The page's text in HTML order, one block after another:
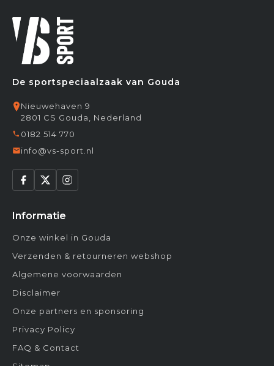
De sportspeciaalzaak van Gouda
Nieuwehaven 9
2801 CS Gouda, Nederland
0182 514 770
info@vs-sport.nl
Informatie
Onze winkel in Gouda
Verzenden & retourneren webshop
Algemene voorwaarden
Disclaimer
Onze partners en sponsoring
Privacy Policy
FAQ & Contact